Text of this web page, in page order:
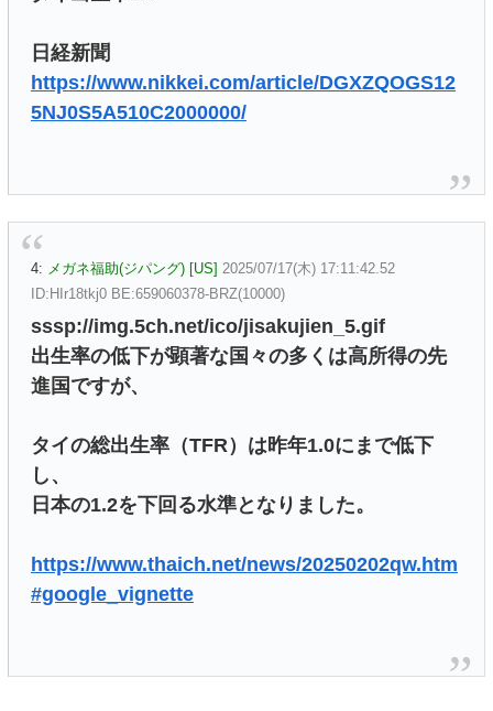
日経新聞
https://www.nikkei.com/article/DGXZQOGS12
5NJ0S5A510C2000000/
4: メガネ福助(ジパング) [US] 2025/07/17(木) 17:11:42.52
ID:HIr18tkj0 BE:659060378-BRZ(10000)
sssp://img.5ch.net/ico/jisakujien_5.gif
出生率の低下が顕著な国々の多くは高所得の先
進国ですが、
タイの総出生率（TFR）は昨年1.0にまで低下
し、
日本の1.2を下回る水準となりました。
https://www.thaich.net/news/20250202qw.htm
#google_vignette